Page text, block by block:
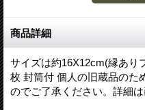
商品詳細
サイズは約16X12cm(縁あり
枚 封筒付 個人の旧蔵品のた
のでご了承ください。詳細は